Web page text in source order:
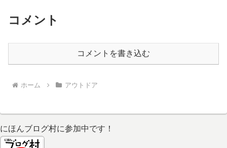
コメント
コメントを書き込む
ホーム アウトドア
にほんブログ村に参加中です！